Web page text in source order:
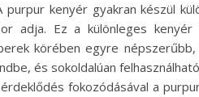
kenyér gyakran készül
adja. Ez a különleges kenyér
körében egyre
és sokoldalúan
fokozódásával a